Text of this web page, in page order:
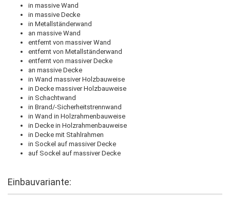
in massive Wand
in massive Decke
in Metallständerwand
an massive Wand
entfernt von massiver Wand
entfernt von Metallständerwand
entfernt von massiver Decke
an massive Decke
in Wand massiver Holzbauweise
in Decke massiver Holzbauweise
in Schachtwand
in Brand/-Sicherheitstrennwand
in Wand in Holzrahmenbauweise
in Decke in Holzrahmenbauweise
in Decke mit Stahlrahmen
in Sockel auf massiver Decke
auf Sockel auf massiver Decke
Einbauvariante: